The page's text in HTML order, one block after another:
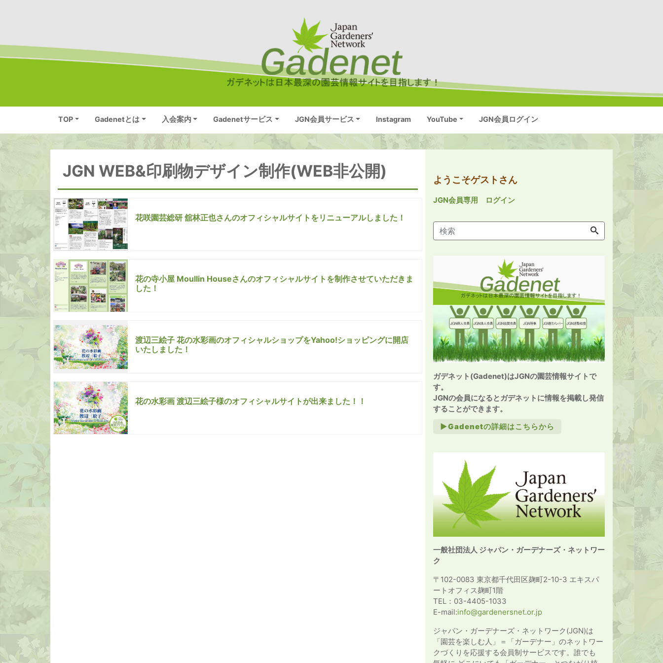
TOP Gadenetとは 入会案内 Gadenetサービス JGN会員サービス Instagram YouTube JGN会員ログイン
JGN WEB&印刷物デザイン制作(WEB非公開)
花咲園芸総研 舘林正也さんのオフィシャルサイトをリニューアルしました！
花の寺小屋 Moullin Houseさんのオフィシャルサイトを制作させていただきま
した！
渡辺三絵子 花の水彩画のオフィシャルショップをYahoo!ショッピングに開店
いたしました！
花の水彩画 渡辺三絵子様のオフィシャルサイトが出来ました！！
ようこそゲストさん
JGN会員専用 ログイン
ガデネット(Gadenet)はJGNの園芸情報サイトで
す。
JGNの会員になるとガデネットに情報を掲載し発信
することができます。
►Gadenetの詳細はこちらから
一般社団法人 ジャパン・ガーデナーズ・ネットワー
ク
〒102-0083 東京都千代田区麹町2-10-3 エキスパ
ートオフィス麹町1階
TEL：03-4405-1033
E-mail:info@gardenersnet.or.jp
ジャパン・ガーデナーズ・ネットワーク(JGN)は
「園芸を楽しむ人」＝「ガーデナー」のネットワー
クづくりを応援する会員制サービスです。誰でも